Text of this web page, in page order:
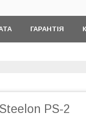
ГАРАНТІЯ
PS-2